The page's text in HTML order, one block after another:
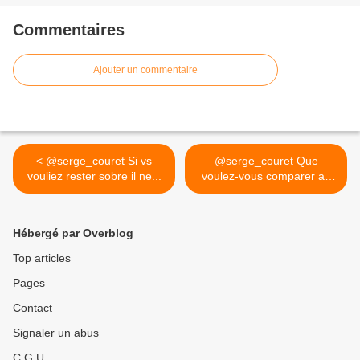
Commentaires
Ajouter un commentaire
< @serge_couret Si vs
vouliez rester sobre il ne...
@serge_couret Que
voulez-vous comparer au
juste?... >
Hébergé par Overblog
Top articles
Pages
Contact
Signaler un abus